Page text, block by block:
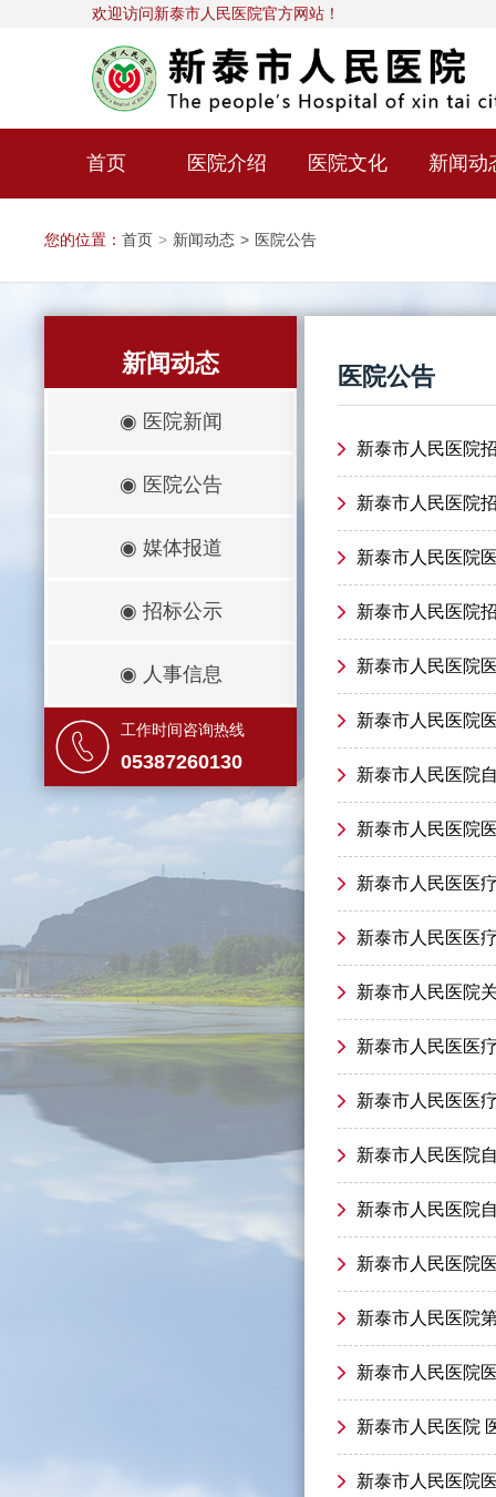
欢迎访问新泰市人民医院官方网站！
首页 医院介绍 医院文化 新闻动
您的位置： 首页 > 新闻动态 > 医院公告
新闻动态
◉ 医院新闻
◉ 医院公告
◉ 媒体报道
◉ 招标公示
◉ 人事信息
工作时间咨询热线
05387260130
医院公告
新泰市人民医院
新泰市人民医院
新泰市人民医院
新泰市人民医院
新泰市人民医院
新泰市人民医院
新泰市人民医院
新泰市人民医院
新泰市人民医医
新泰市人民医医
新泰市人民医院
新泰市人民医医
新泰市人民医医
新泰市人民医院
新泰市人民医院
新泰市人民医院
新泰市人民医院
新泰市人民医院
新泰市人民医院
新泰市人民医院